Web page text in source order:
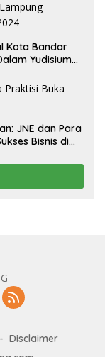
Kota Bandar
Yudisium
JNE dan Para
Bisnis di
Disclaimer